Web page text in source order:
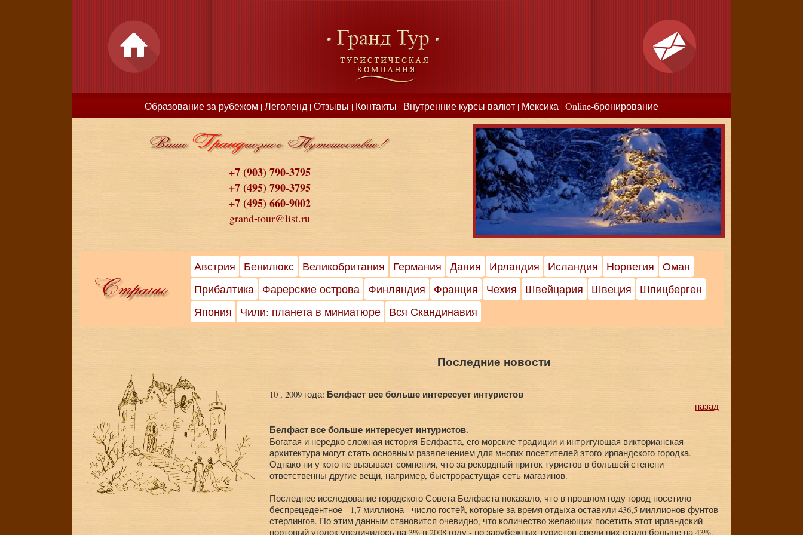
Образование за рубежом | Леголенд | Отзывы | Контакты | Внутренние курсы валют | Мексика | Online-бронирование
+7 (903) 790-3795
+7 (495) 790-3795
+7 (495) 660-9002
grand-tour@list.ru
Австрия Бенилюкс Великобритания Германия Дания Ирландия Исландия Норвегия
Оман
Прибалтика
Фарерские острова Финляндия Франция Чехия Швейцария Швеция
Шпицберген
Япония
Чили: планета в миниатюре Вся Скандинавия
Последние новости
10 , 2009 года: Белфаст все больше интересует интуристов
назад
Белфаст все больше интересует интуристов.
Богатая и нередко сложная история Белфаста, его морские традиции и интригующая викторианская
архитектура могут стать основным развлечением для многих посетителей этого ирландского городка.
Однако ни у кого не вызывает сомнения, что за рекордный приток туристов в большей степени
ответственны другие вещи, например, быстрорастущая сеть магазинов.
Последнее исследование городского Совета Белфаста показало, что в прошлом году город посетило
беспрецедентное - 1,7 миллиона - число гостей, которые за время отдыха оставили 436,5 миллионов фунтов
стерлингов. По этим данным становится очевидно, что количество желающих посетить этот ирландский
портовый уголок увеличилось на 3% в 2008 году - но зарубежных туристов среди них стало больше на 43%.